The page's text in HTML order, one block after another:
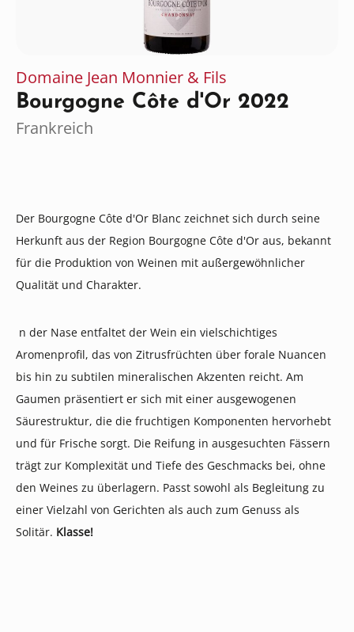
Domaine Jean Monnier & Fils
Bourgogne Côte d'Or 2022
Frankreich
Der Bourgogne Côte d'Or Blanc zeichnet sich durch seine
Herkunft aus der Region Bourgogne Côte d'Or aus, bekannt
für die Produktion von Weinen mit außergewöhnlicher
Qualität und Charakter.
n der Nase entfaltet der Wein ein vielschichtiges
Aromenprofil, das von Zitrusfrüchten über forale Nuancen
bis hin zu subtilen mineralischen Akzenten reicht. Am
Gaumen präsentiert er sich mit einer ausgewogenen
Säurestruktur, die die fruchtigen Komponenten hervorhebt
und für Frische sorgt. Die Reifung in ausgesuchten Fässern
trägt zur Komplexität und Tiefe des Geschmacks bei, ohne
den Weines zu überlagern. Passt sowohl als Begleitung zu
einer Vielzahl von Gerichten als auch zum Genuss als
Solitär. Klasse!